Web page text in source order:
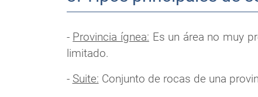
- Provincia ígnea: Es un área no muy
limitado.
- Suite: Conjunto de rocas de una